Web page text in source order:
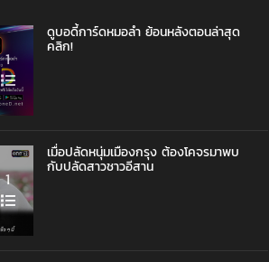
1
ดูบอดี้การ์ดหมอลำ ย้อนหลังตอนล่าสุด
คลิก!
1
เมื่อปลัดหนุ่มเมืองกรุง ต้องโคจรมาพบ
กับปลัดสาวชาวอีสาน